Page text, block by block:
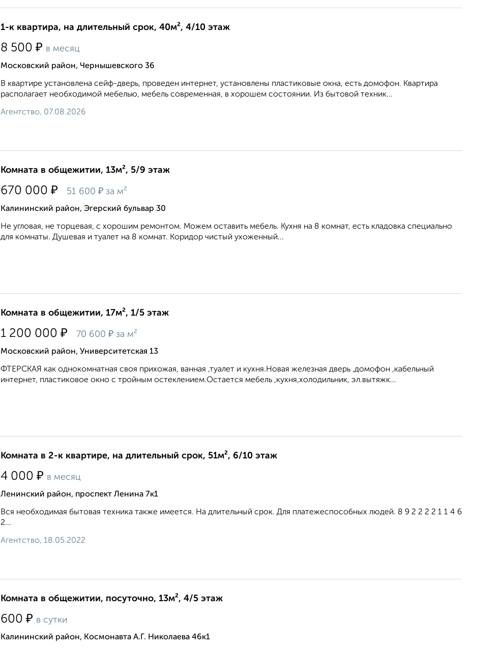
1-к квартира, на длительный срок, 40м², 4/10 этаж
8 500 ₽ в месяц
Московский район, Чернышевского 36
В квартире установлена сейф-дверь, проведен интернет, установлены пластиковые окна, есть домофон. Квартира
располагает необходимой мебелью, мебель современная, в хорошем состоянии. Из бытовой техник...
Агентство, 07.08.2026
Комната в общежитии, 13м², 5/9 этаж
670 000 ₽ 51 600 ₽ за м²
Калининский район, Эгерский бульвар 30
Не угловая, не торцевая, с хорошим ремонтом. Можем оставить мебель. Кухня на 8 комнат, есть кладовка специально
для комнаты. Душевая и туалет на 8 комнат. Коридор чистый ухоженный...
Комната в общежитии, 17м², 1/5 этаж
1 200 000 ₽ 70 600 ₽ за м²
Московский район, Университетская 13
ФТЕРСКАЯ как однокомнатная своя прихожая, ванная ,туалет и кухня.Новая железная дверь ,домофон ,кабельный
интернет, пластиковое окно с тройным остеклением.Остается мебель ,кухня,холодильник, эл.вытяжк...
Комната в 2-к квартире, на длительный срок, 51м², 6/10 этаж
4 000 ₽ в месяц
Ленинский район, проспект Ленина 7к1
Вся необходимая бытовая техника также имеется. На длительный срок. Для платежеспособных людей. 8 9 2 2 2 2 1 1 4 6
2...
Агентство, 18.05.2022
Комната в общежитии, посуточно, 13м², 4/5 этаж
600 ₽ в сутки
Калининский район, Космонавта А.Г. Николаева 46к1